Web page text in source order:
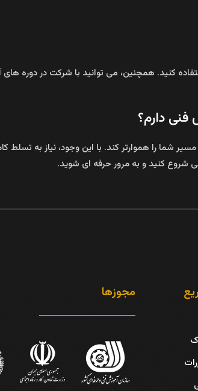
کنید. همچنین، می‌ توانید با شرکت در دوره‌
فنی دارم؟
را هموارتر کند. با این وجود، نیاز به تسلط
شروع کنید و به مرور حرفه‌ ای شوید.
مجوزها